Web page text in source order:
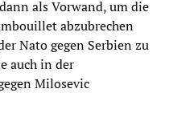
als Vorwand, um die
abzubrechen
Nato gegen Serbien zu
auch in der
Milosevic